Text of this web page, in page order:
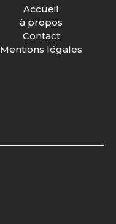
Accueil
à propos
Contact
Mentions légales